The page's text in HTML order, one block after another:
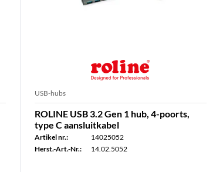
USB-hubs
ROLINE USB 3.2 Gen 1 hub, 4-poorts,
type C aansluitkabel
Artikel nr.:
14025052
Herst.-Art.-Nr.:
14.02.5052